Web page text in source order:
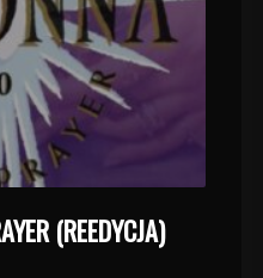
(REEDYCJA)